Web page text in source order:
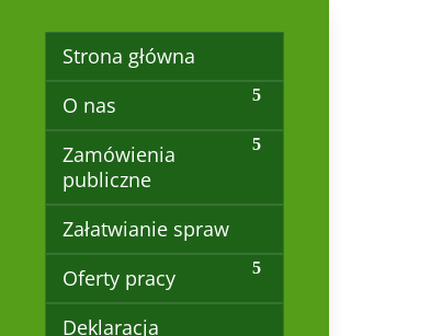
Strona główna
O nas
Zamówienia
publiczne
Załatwianie spraw
Oferty pracy
Deklaracja